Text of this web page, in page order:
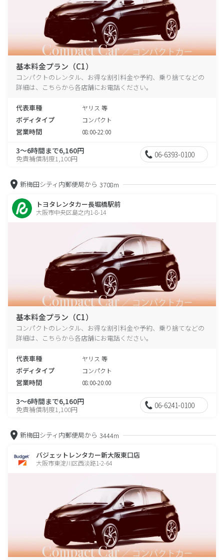
基本料金プラン（C1）
コンパクトのレンタル、お得な割引料金や予約、乗り捨てなどの
詳細は、こちらから各店舗にお電話ください。
代表車種 ヤリス 等
ボディタイプ コンパクト
営業時間 08:00-22:00
3～6時間まで6,160円
免責補償制度1,100円 06-6393-0100
新梅田シティ内郵便局から 3708m
トヨタレンタカー長堀橋駅前
大阪市中央区島之内1-8-14
基本料金プラン（C1）
コンパクトのレンタル、お得な割引料金や予約、乗り捨てなどの
詳細は、こちらから各店舗にお電話ください。
代表車種 ヤリス 等
ボディタイプ コンパクト
営業時間 08:00-20:00
3～6時間まで6,160円
免責補償制度1,100円 06-6241-0100
新梅田シティ内郵便局から 3444m
バジェットレンタカー新大阪東口店
大阪市東淀川区西淡路1-2-64